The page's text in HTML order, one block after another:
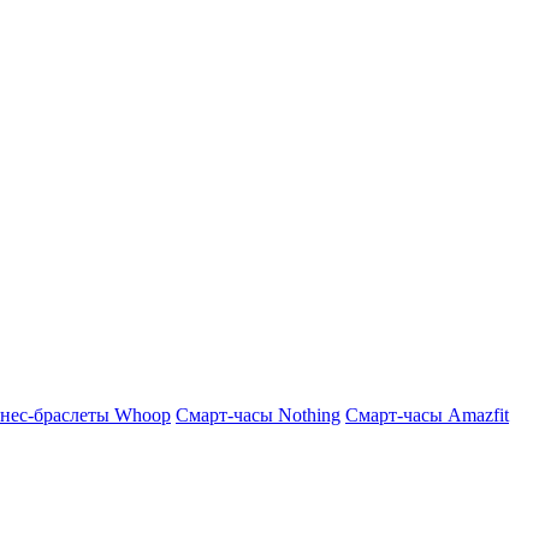
браслеты Whoop Смарт-часы Nothing Смарт-часы Amazfit